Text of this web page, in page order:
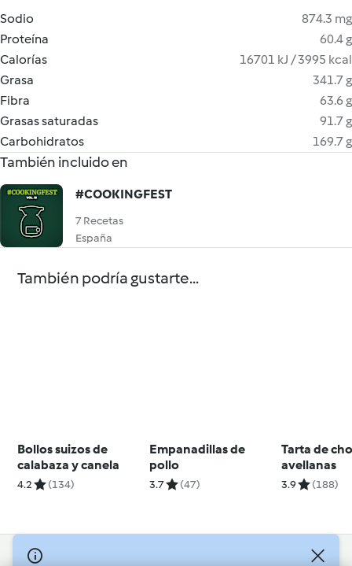
Sodio
874.3 mg
Proteína
60.4 g
Calorías
16701 kJ / 3995 kcal
Grasa
341.7 g
Fibra
63.6 g
Grasas saturadas
91.7 g
Carbohidratos
169.7 g
También incluido en
#COOKINGFEST
7 Recetas
España
También podría gustarte...
Bollos suizos de
calabaza y canela
4.2 (134)
Empanadillas de
pollo
3.7 (47)
Tarta de
avellanas
3.9 (188)
© Copyright 2026